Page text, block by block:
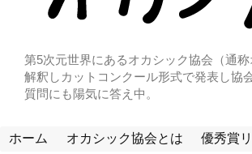
第5次元世界にあるオカシック協会（通
解釈しカットコンクール形式で発表し協
質問にも陽気に答え中。
ホーム オカシック協会とは 優秀賞